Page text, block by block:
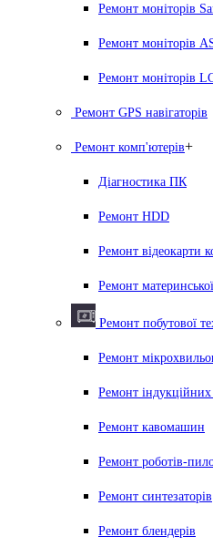
Ремонт моніторів
Ремонт моніторів
Ремонт моніторів
Ремонт GPS навігаторів
Ремонт комп'ютерів+
Діагностика ПК
Ремонт HDD
Ремонт відеокарти
Ремонт
Ремонт побутової
Ремонт
Ремонт
Ремонт кавомашин
Ремонт роботів-
Ремонт синтезаторів
Ремонт блендерiв